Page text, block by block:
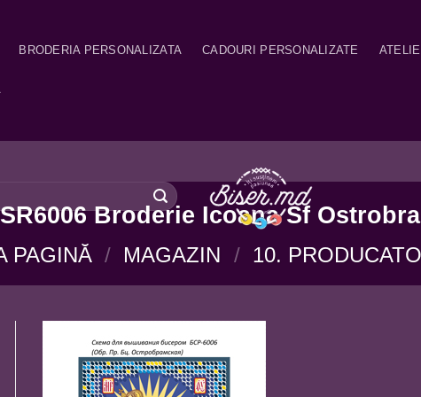
BRODERIA PERSONALIZATA CADOURI PERSONALIZATE
Broderie Icoana Sf
PAGINĂ / MAGAZIN / 10.